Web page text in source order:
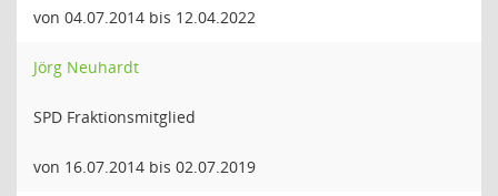
von 04.07.2014 bis 12.04.2022
Jörg Neuhardt
SPD Fraktionsmitglied
von 16.07.2014 bis 02.07.2019